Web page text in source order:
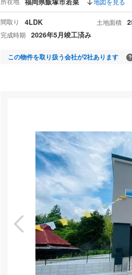
間取り 4LDK 土地面積
完成時期 2026年5月竣工済み
この物件を取り扱う会社が2社あります
室内